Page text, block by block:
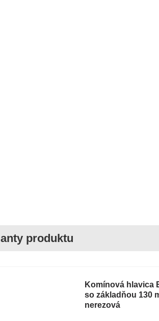
Komínová hlavica
so základňou 130
nerezová